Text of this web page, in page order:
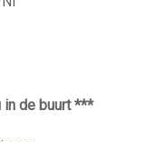
in de buurt ***